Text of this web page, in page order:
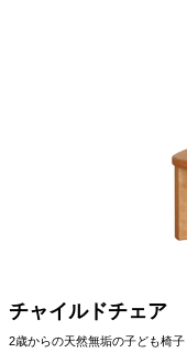
チャイルドチェア
2歳からの天然無垢の子ども椅子